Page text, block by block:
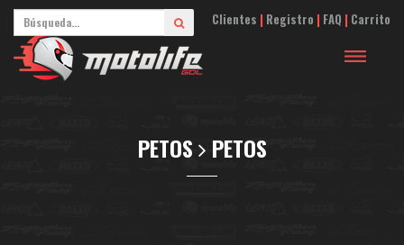
Clientes | Registro | FAQ | Carrito
Toggle
PETOS PETOS